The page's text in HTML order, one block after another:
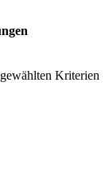
Kriterien